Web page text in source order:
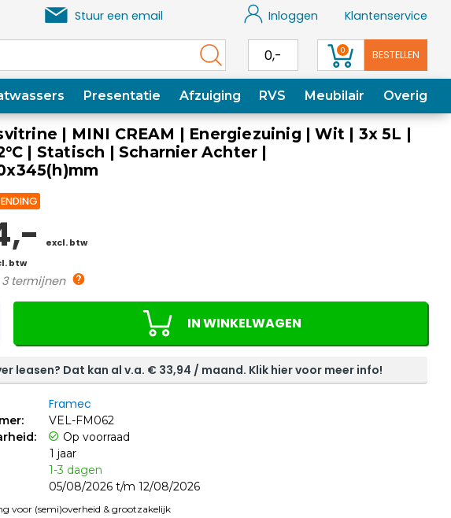
Stuur een email Inloggen Klantenservice
0,- 0 BESTELLEN
Presentatie Afzuiging RVS Meubilair Overig
| MINI CREAM | Energiezuinig | Wit | 3x 5L |
| Statisch | Scharnier Achter |
excl. btw
btw
termijnen
IN WINKELWAGEN
leasen? Dat kan al v.a. € 33,94 / maand. Klik hier voor meer info!
Framec
VEL-FM062
Op voorraad
1 jaar
1-3 dagen
05/08/2026 t/m 12/08/2026
voor (semi)overheid & grootzakelijk